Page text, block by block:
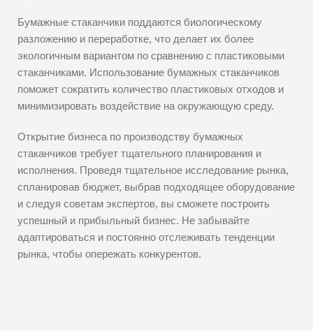
Бумажные стаканчики поддаются биологическому
разложению и переработке, что делает их более
экологичным вариантом по сравнению с пластиковыми
стаканчиками. Использование бумажных стаканчиков
поможет сократить количество пластиковых отходов и
минимизировать воздействие на окружающую среду.
Открытие бизнеса по производству бумажных
стаканчиков требует тщательного планирования и
исполнения. Проведя тщательное исследование рынка,
спланировав бюджет, выбрав подходящее оборудование
и следуя советам экспертов, вы сможете построить
успешный и прибыльный бизнес. Не забывайте
адаптироваться и постоянно отслеживать тенденции
рынка, чтобы опережать конкурентов.